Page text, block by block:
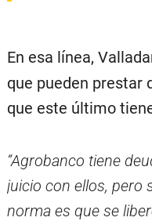
En esa línea,
que pueden prestar
que este último
“Agrobanco tiene
juicio con ellos, pero
norma es que se